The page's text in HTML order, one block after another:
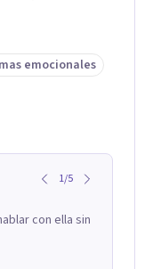
emocionales
1/5
con ella sin